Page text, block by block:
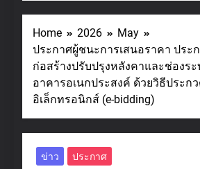
Home 2026
May
ประกาศผู้ชนะการเสนอราคา ประ
ก่อสร้างปรับปรุงหลังคาและช่องร
อาคารอเนกประสงค์ ด้วยวิธีประก
อิเล็กทรอนิกส์ (e-bidding)
ข่าว ประกาศ